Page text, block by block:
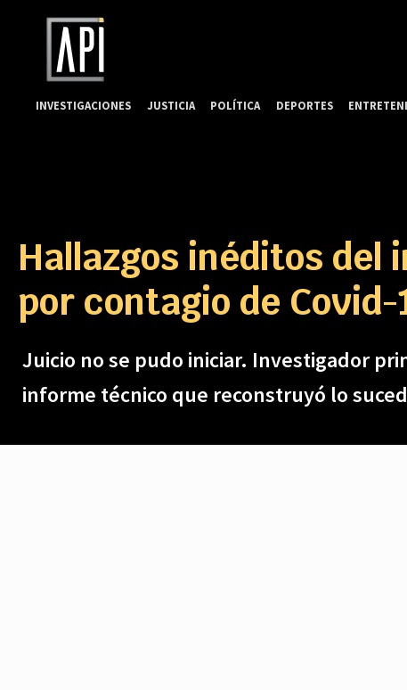
Hallazgos inéditos del
por contagio de Covid-
Juicio no se pudo iniciar. Investigador
informe técnico que reconstruyó lo
INVESTIGACIONES JUSTICIA POLÍTICA DEPORTES